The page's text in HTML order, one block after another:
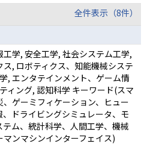
全件表示（8件）
学, 安全工学, 社会システム工学,
, ロボティクス、知能機械システ
, エンタテインメント、ゲーム情
ィング, 認知科学 キーワード(スマ
ゲーミフィケーション、ヒュー
ドライビングシミュレータ、モ
ム、統計科学、人間工学、機械
ンマシンインターフェイス)